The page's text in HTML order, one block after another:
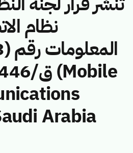
نظام
Arabia